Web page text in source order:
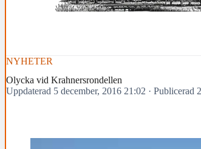
NYHETER
Olycka vid Krahnersrondellen
Uppdaterad 5 december, 2016 21:02 · Publicerad